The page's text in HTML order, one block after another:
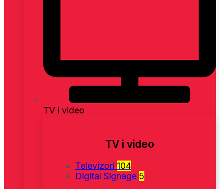
TV i video
TV i video
Televizori 104
Digital Signage 5